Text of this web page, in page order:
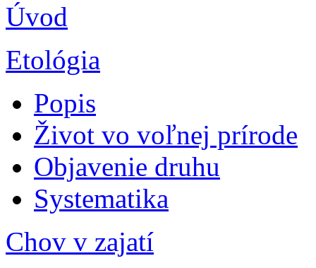
Úvod
Etológia
Popis
Život vo voľnej prírode
Objavenie druhu
Systematika
Chov v zajatí